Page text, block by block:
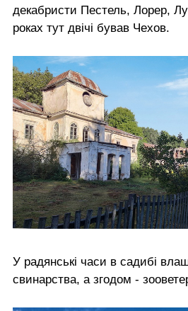
декабристи Пестель, Лорер,
роках тут двічі бував Чехов.
У радянські часи в садибі
свинарства, а згодом -